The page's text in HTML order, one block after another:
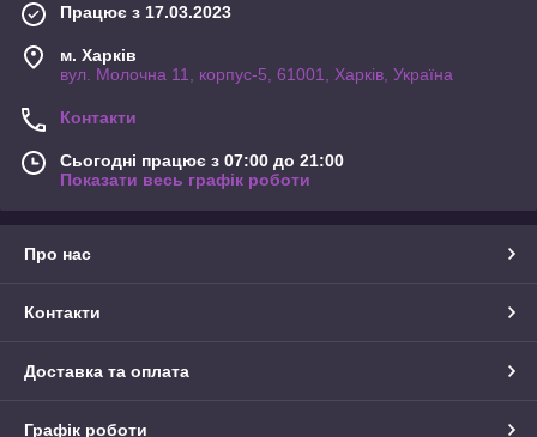
Працює з 17.03.2023
м. Харків
вул. Молочна 11, корпус-5, 61001, Харків, Україна
Контакти
Сьогодні працює з 07:00 до 21:00
Показати весь графік роботи
Про нас
Контакти
Доставка та оплата
Графік роботи